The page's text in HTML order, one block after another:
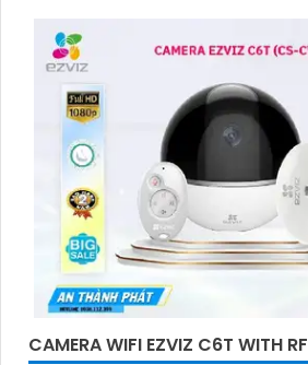
CAMERA WIFI EZVIZ C6T WITH RF